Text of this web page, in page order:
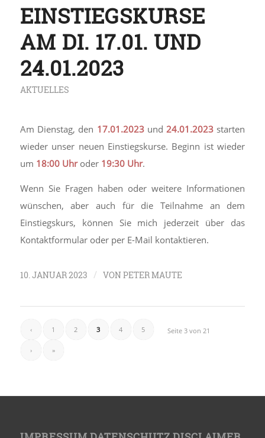
EINSTIEGSKURSE
AM DI. 17.01. UND
24.01.2023
AKTUELLES
Am Dienstag, den 17.01.2023 und24.01.2023 starten
wieder unser neuen Einstiegskurse. Beginn ist wieder
um 18:00 Uhroder 19:30 Uhr.
Wenn Sie Fragen haben oder weitere Informationen
wünschen, aber auch für die Teilnahme an dem
Einstiegskurs, können Sie mich jederzeit über das
Kontaktformular oder per E-Mail kontaktieren.
10. JANUAR 2023 / VONPETER MAUTE
Seite 3 von 21
‹ 1 2 3 4 5
› »